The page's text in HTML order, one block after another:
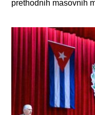
prethodnih masovnih